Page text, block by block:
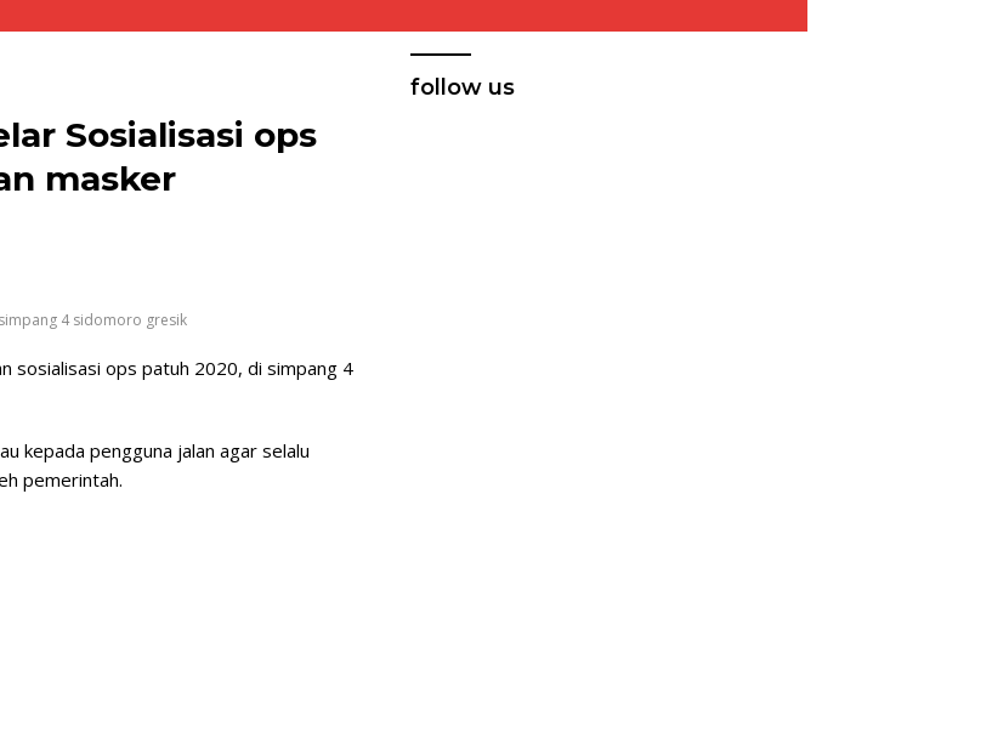
Sosialisasi ops
masker
4 sidomoro gresik
sosialisasi ops patuh 2020, di simpang 4
kepada pengguna jalan agar selalu
pemerintah.
follow us